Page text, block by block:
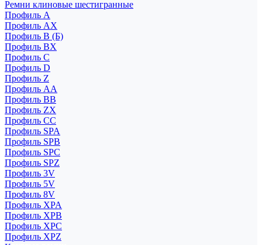
Ремни клиновые шестигранные
Профиль A
Профиль AX
Профиль B (Б)
Профиль BX
Профиль C
Профиль D
Профиль Z
Профиль АА
Профиль BB
Профиль ZX
Профиль CC
Профиль SPA
Профиль SPB
Профиль SPC
Профиль SPZ
Профиль 3V
Профиль 5V
Профиль 8V
Профиль XPA
Профиль XPB
Профиль XPC
Профиль XPZ